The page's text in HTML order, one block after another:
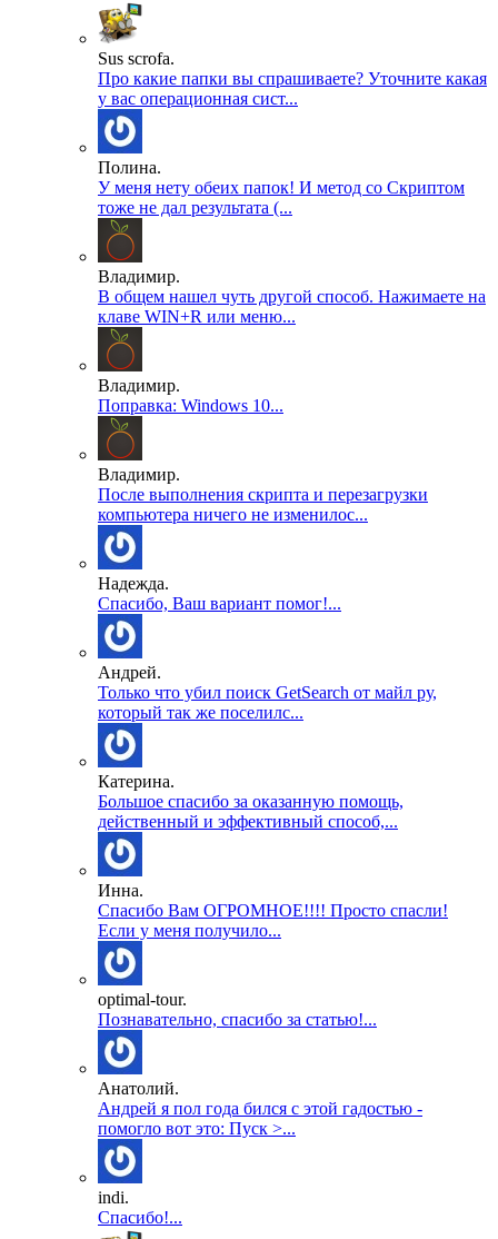
Sus scrofa.
Про какие папки вы спрашиваете? Уточните какая
у вас операционная сист...
Полина.
У меня нету обеих папок! И метод со Скриптом
тоже не дал результата (...
Владимир.
В общем нашел чуть другой способ. Нажимаете на
клаве WIN+R или меню...
Владимир.
Поправка: Windows 10...
Владимир.
После выполнения скрипта и перезагрузки
компьютера ничего не изменилос...
Надежда.
Спасибо, Ваш вариант помог!...
Андрей.
Только что убил поиск GetSearch от майл ру,
который так же поселилс...
Катерина.
Большое спасибо за оказанную помощь,
действенный и эффективный способ,...
Инна.
Спасибо Вам ОГРОМНОЕ!!!! Просто спасли!
Если у меня получило...
optimal-tour.
Познавательно, спасибо за статью!...
Анатолий.
Андрей я пол года бился с этой гадостью -
помогло вот это: Пуск >...
indi.
Спасибо!...